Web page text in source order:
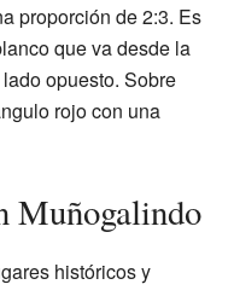
proporción de 2:3. Es
que va desde la
opuesto. Sobre
rojo con una
Muñogalindo
históricos y